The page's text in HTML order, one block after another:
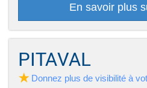
En savoir plus
PITAVAL
Donnez plus de visibilité à